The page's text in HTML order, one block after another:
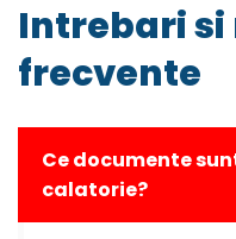
Intrebari
frecvente
Ce documente
calatorie?